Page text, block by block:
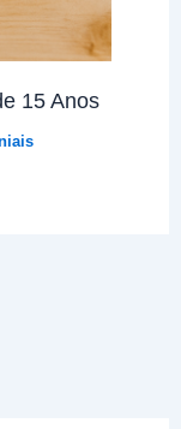
15 Anos